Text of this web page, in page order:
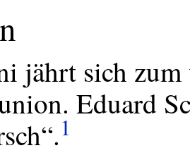
jährt sich
Eduard
1